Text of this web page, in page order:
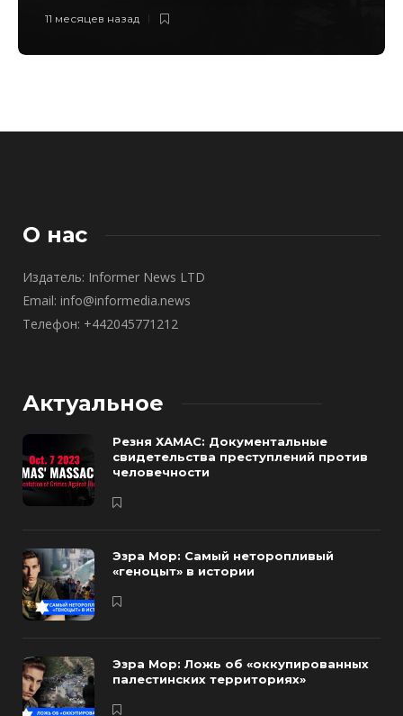
11 месяцев назад
О нас
Издатель: Informer News LTD
Email: info@informedia.news
Телефон: +442045771212
Актуальное
Резня ХАМАС: Документальные
свидетельства преступлений против
человечности
Эзра Мор: Самый неторопливый
«геноцыт» в истории
Эзра Мор: Ложь об «оккупированных
палестинских территориях»